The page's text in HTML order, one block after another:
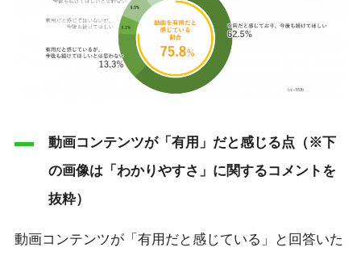
動画コンテンツが「有用」だと感じる点（※下
の画像は「わかりやすさ」に関するコメントを
抜粋）
動画コンテンツが「有用だと感じている」と回答いた